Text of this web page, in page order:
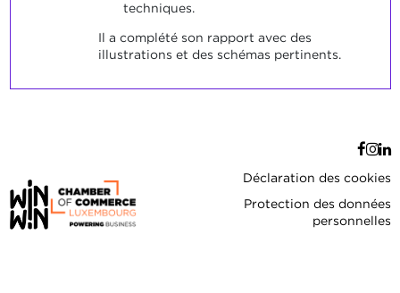
techniques.
Il a complété son rapport avec des
illustrations et des schémas pertinents.
Déclaration des cookies
Protection des données
personnelles